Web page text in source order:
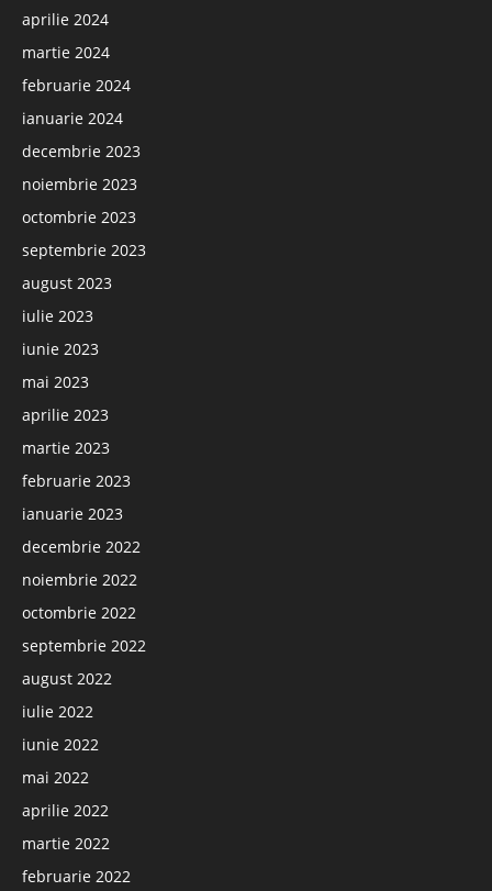
aprilie 2024
martie 2024
februarie 2024
ianuarie 2024
decembrie 2023
noiembrie 2023
octombrie 2023
septembrie 2023
august 2023
iulie 2023
iunie 2023
mai 2023
aprilie 2023
martie 2023
februarie 2023
ianuarie 2023
decembrie 2022
noiembrie 2022
octombrie 2022
septembrie 2022
august 2022
iulie 2022
iunie 2022
mai 2022
aprilie 2022
martie 2022
februarie 2022